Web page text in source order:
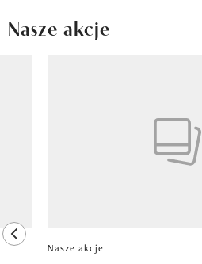
Nasze akcje
previous element
Nasze akcje